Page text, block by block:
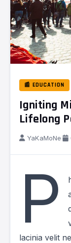
📰 EDUCATION
Igniting
Lifelong
YaKaMoNe·
P
lacinia velit